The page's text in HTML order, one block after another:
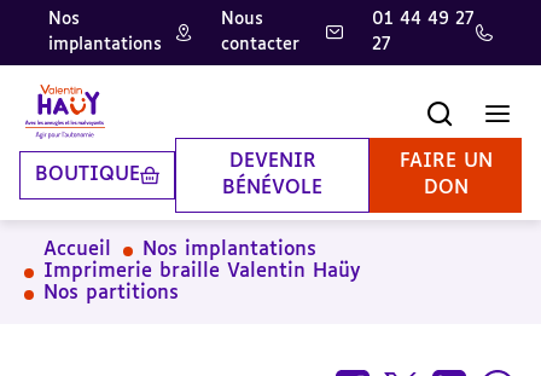
Aller
contenu
principal
Aller
pied
de
page
Aller
la
recherche
Nos
implantations
Nous
contacter
01 44 49 27
27
BOUTIQUE
DEVENIR
BÉNÉVOLE
FAIRE UN
DON
Accueil
Nos implantations
Imprimerie braille Valentin Haüy
Nos partitions